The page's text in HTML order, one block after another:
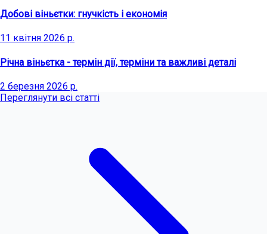
Добові віньєтки: гнучкість і економія
11 квітня 2026 р.
Річна віньєтка - термін дії, терміни та важливі деталі
2 березня 2026 р.
Переглянути всі статті